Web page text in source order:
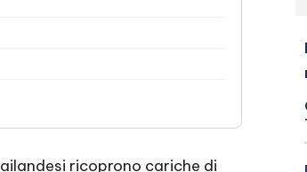
ricoprono cariche di